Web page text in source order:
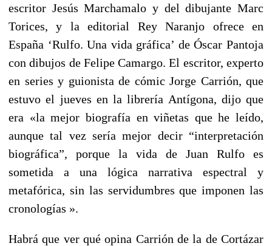
escritor Jesús Marchamalo y del dibujante Marc
Torices, y la editorial Rey Naranjo ofrece en
España ‘Rulfo. Una vida gráfica’ de Óscar Pantoja
con dibujos de Felipe Camargo. El escritor, experto
en series y guionista de cómic Jorge Carrión, que
estuvo el jueves en la librería Antígona, dijo que
era «la mejor biografía en viñetas que he leído,
aunque tal vez sería mejor decir “interpretación
biográfica”, porque la vida de Juan Rulfo es
sometida a una lógica narrativa espectral y
metafórica, sin las servidumbres que imponen las
cronologías ».
Habrá que ver qué opina Carrión de la de Cortázar